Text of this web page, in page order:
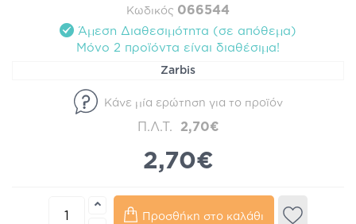
Κωδικός 066544
Άμεση Διαθεσιμότητα (σε απόθεμα)
Mόνο 2 προϊόντα είναι διαθέσιμα!
Zarbis
Κάνε μία ερώτηση για το προϊόν
Π.Λ.Τ. 2,70€
2,70€
Προσθήκη στο καλάθι